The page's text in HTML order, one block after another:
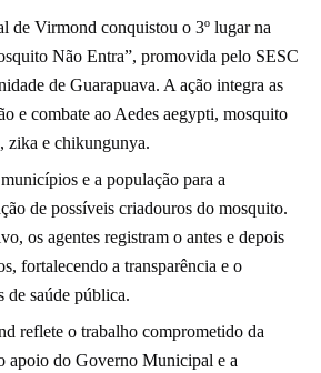
de Virmond conquistou o 3º lugar na
Não Entra”, promovida pelo SESC
de Guarapuava. A ação integra as
e combate ao Aedes aegypti, mosquito
zika e chikungunya.
e a população para a
de possíveis criadouros do mosquito.
os agentes registram o antes e depois
fortalecendo a transparência e o
de saúde pública.
reflete o trabalho comprometido da
apoio do Governo Municipal e a